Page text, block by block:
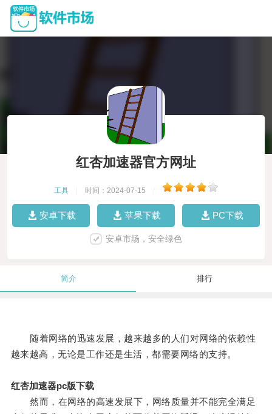
红杏加速器官方网址
工具 时间：2024-07-15
安卓下载 苹果下载 PC下载
安卓市场，安全绿色
简介 排行
随着网络的迅速发展，越来越多的人们对网络的依赖性
越来越高，无论是工作还是生活，都需要网络的支持。
红杏加速器pc版下载
然而，在网络的高速发展下，网络质量并不能完全满足